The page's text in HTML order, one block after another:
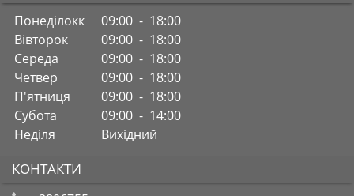
Понеділокк
09:00 - 18:00
Вівторок
09:00 - 18:00
Середа
09:00 - 18:00
Четвер
09:00 - 18:00
П'ятниця
09:00 - 18:00
Субота
09:00 - 14:00
Неділя
Вихідний
КОНТАКТИ